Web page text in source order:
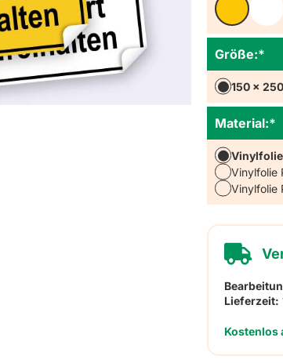
*
Größe:
150 x
*
Material:
Vinylfolie
Vinylfolie
Lieferzeit:
Kostenlos